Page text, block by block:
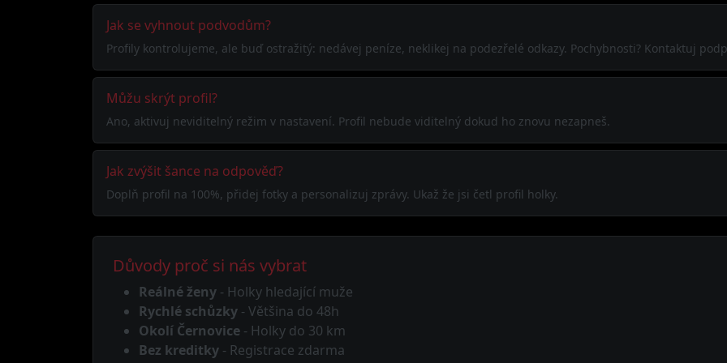
Jak se vyhnout podvodům?
Profily kontrolujeme, ale buď ostražitý: nedávej peníze, neklikej na podezřelé odkazy. Pochybnosti? Kontaktuj
Můžu skrýt profil?
Ano, aktivuj neviditelný režim v nastavení. Profil nebude viditelný dokud ho znovu nezapneš.
Jak zvýšit šance na odpověď?
Doplň profil na 100%, přidej fotky a personalizuj zprávy. Ukaž že jsi četl profil holky.
Důvody proč si nás vybrat
Reálné ženy - Holky hledající muže
Rychlé schůzky - Většina do 48h
Okolí Černovice - Holky do 30 km
Bez kreditky - Registrace zdarma